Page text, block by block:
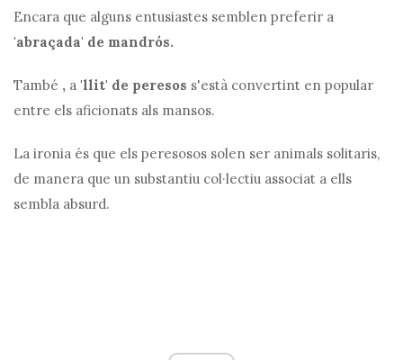
Encara que alguns entusiastes semblen preferir a
'abraçada' de mandrós.
També , a 'llit' de peresos s'està convertint en popular
entre els aficionats als mansos.
La ironia és que els peresosos solen ser animals solitaris,
de manera que un substantiu col·lectiu associat a ells
sembla absurd.